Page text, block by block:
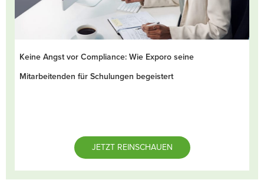
Keine Angst vor Compliance: Wie Exporo seine
Mitarbeitenden für Schulungen begeistert
JETZT REINSCHAUEN